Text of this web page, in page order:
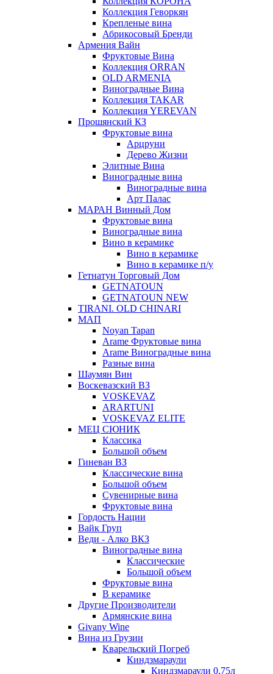
Коллекция Геворкян
Крепленые вина
Абрикосовый Бренди
Армения Вайн
Фруктовые Вина
Коллекция ORRAN
OLD ARMENIA
Виноградные Вина
Коллекция TAKAR
Коллекция YEREVAN
Прошянский КЗ
Фруктовые вина
Арцруни
Дерево Жизни
Элитные Вина
Виноградные вина
Виноградные вина
Арт Палас
МАРАН Винный Дом
Фруктовые вина
Виноградные вина
Вино в керамике
Вино в керамике
Вино в керамике п/у
Гетнатун Торговый Дом
GETNATOUN
GETNATOUN NEW
TIRANI. OLD CHINARI
МАП
Noyan Tapan
Arame Фруктовые вина
Arame Виноградные вина
Разные вина
Шаумян Вин
Воскевазский ВЗ
VOSKEVAZ
ARARTUNI
VOSKEVAZ ELITE
МЕЦ СЮНИК
Классика
Большой объем
Гиневан ВЗ
Классические вина
Большой объем
Сувенирные вина
Фруктовые вина
Гордость Нации
Вайк Груп
Веди - Алко ВКЗ
Виноградные вина
Классические
Большой объем
Фруктовые вина
В керамике
Другие Производители
Армянские вина
Givany Wine
Вина из Грузии
Кварельский Погреб
Киндзмараули
Киндзмараули 0,75л